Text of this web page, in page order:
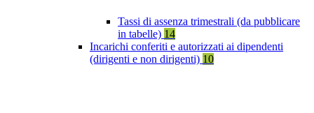
Tassi di assenza trimestrali (da pubblicare
in tabelle) 14
Incarichi conferiti e autorizzati ai dipendenti
(dirigenti e non dirigenti) 10